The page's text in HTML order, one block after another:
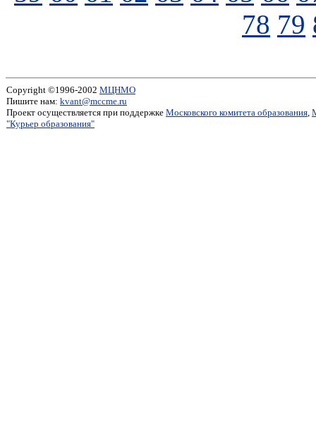
78 79
Copyright ©1996-2002 МЦНМО
Пишите нам: kvant@mccme.ru
Проект осуществляется при поддержке Московского комитета образования,
"Курьер образования"